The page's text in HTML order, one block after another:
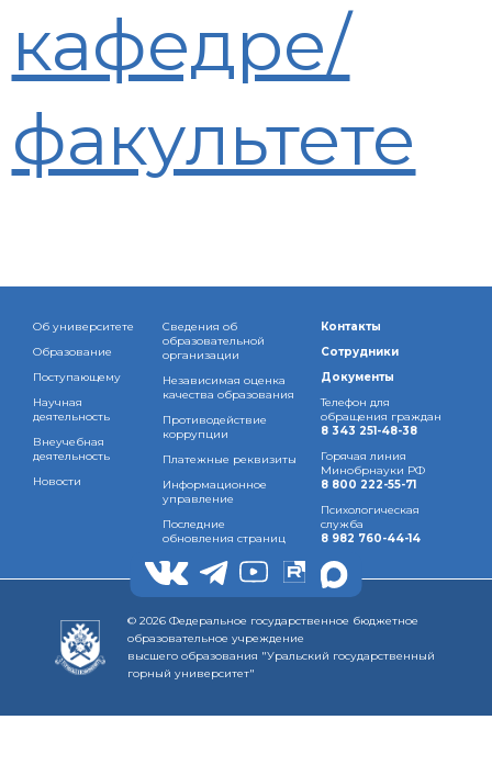
кафедре/
факультете
Об университете
Образование
Поступающему
Научная
деятельность
Внеучебная
деятельность
Новости
Сведения об
образовательной
организации
Независимая оценка
качества образования
Противодействие
коррупции
Платежные реквизиты
Информационное
управление
Последние
обновления страниц
Контакты
Сотрудники
Документы
Телефон для
обращения граждан
8 343 251-48-38
Горячая линия
Минобрнауки РФ
8 800 222-55-71
Психологическая
служба
8 982 760-44-14
© 2026 Федеральное государственное бюджетное
образовательное учреждение
высшего образования "Уральский государственный
горный университет"